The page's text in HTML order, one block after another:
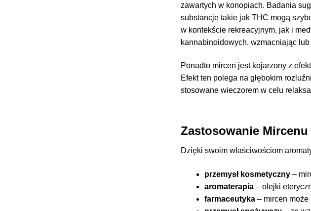
zawartych w konopiach. Badania
substancje takie jak THC mogą
w kontekście rekreacyjnym, jak i
kannabinoidowych, wzmacniając
Ponadto mircen jest kojarzony z
Efekt ten polega na głębokim
stosowane wieczorem w celu
Zastosowanie
Dzięki swoim właściwościom
przemysł kosmetyczny–
aromaterapia– olejki
farmaceutyka– mircen może